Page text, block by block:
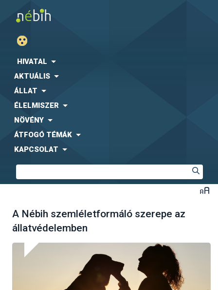
HIVATAL
AKTUÁLIS
ÁLLAT
ÉLELMISZER
NÖVÉNY
ÁTFOGÓ TÉMÁK
KAPCSOLAT
A Nébih szemléletformáló szerepe az
állatvédelemben